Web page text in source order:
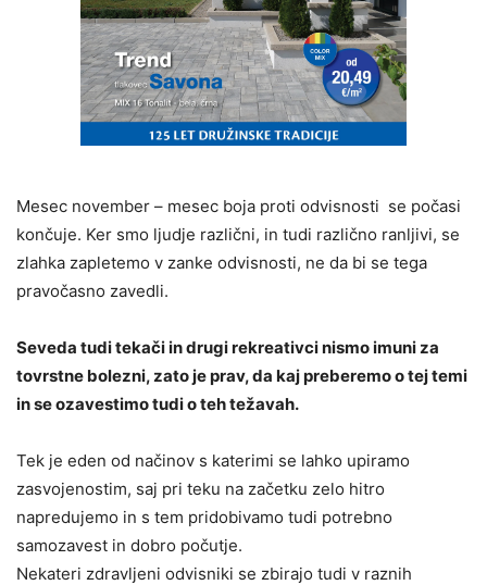
Mesec november – mesec boja proti odvisnosti se počasi
končuje. Ker smo ljudje različni, in tudi različno ranljivi, se
zlahka zapletemo v zanke odvisnosti, ne da bi se tega
pravočasno zavedli.
Seveda tudi tekači in drugi rekreativci nismo imuni za
tovrstne bolezni, zato je prav, da kaj preberemo o tej temi
in se ozavestimo tudi o teh težavah.
Tek je eden od načinov s katerimi se lahko upiramo
zasvojenostim, saj pri teku na začetku zelo hitro
napredujemo in s tem pridobivamo tudi potrebno
samozavest in dobro počutje.
Nekateri zdravljeni odvisniki se zbirajo tudi v raznih